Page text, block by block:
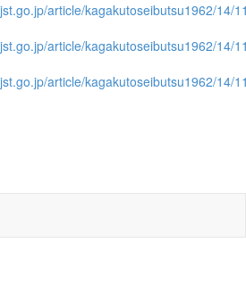
article/kagakutoseibutsu1962/14/
article/kagakutoseibutsu1962/14/
article/kagakutoseibutsu1962/14/